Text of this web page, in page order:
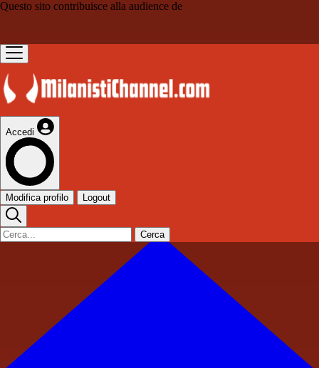
Questo sito contribuisce alla audience de
Accedi
Modifica profilo Logout
Cerca